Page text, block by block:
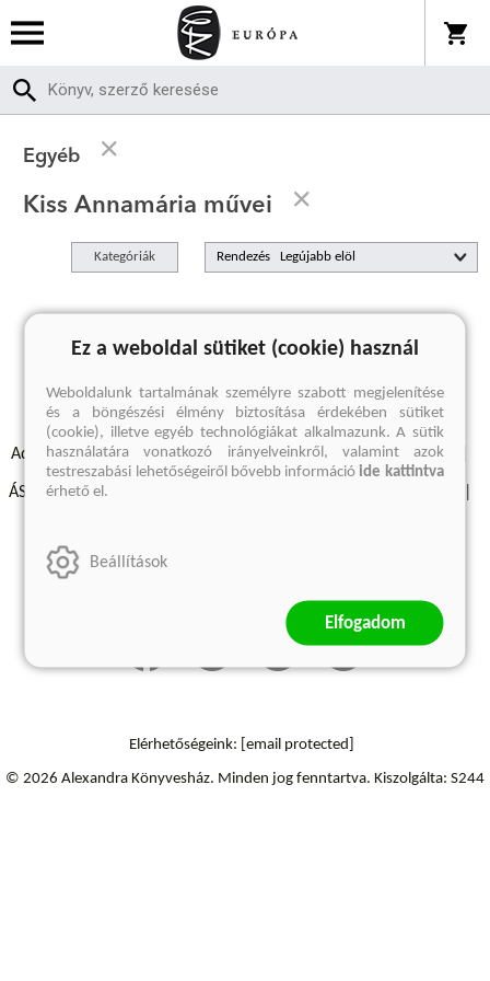
Egyéb
Kiss Annamária művei
Kategóriák Rendezés
A keresett kifejezésre nincs találat
Adatvédelmi szabályzatok Elállási felmondási nyilatkozat
ÁSZF - Vásárlási feltételek
Szállítási információk
Elérhetőségeink: [email protected]
© 2026 Alexandra Könyvesház. Minden jog fenntartva. Kiszolgálta: S244
Ez a weboldal sütiket (cookie) használ
Weboldalunk tartalmának személyre szabott megjelenítése
és a böngészési élmény biztosítása érdekében sütiket
(cookie), illetve egyéb technológiákat alkalmazunk. A sütik
használatára vonatkozó irányelveinkről, valamint azok
testreszabási lehetőségeiről bővebb információide kattintva
érhető el.
Beállítások
Elfogadom